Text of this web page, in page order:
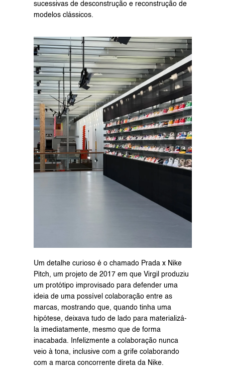
sucessivas de desconstrução e reconstrução de
modelos clássicos.
Um detalhe curioso é o chamado Prada x Nike
Pitch, um projeto de 2017 em que Virgil produziu
um protótipo improvisado para defender uma
ideia de uma possível colaboração entre as
marcas, mostrando que, quando tinha uma
hipótese, deixava tudo de lado para materializá-
la imediatamente, mesmo que de forma
inacabada. Infelizmente a colaboração nunca
veio à tona, inclusive com a grife colaborando
com a marca concorrente direta da Nike.